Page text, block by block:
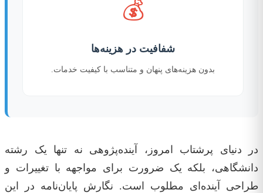
💰
شفافیت در هزینه‌ها
بدون هزینه‌های پنهان و متناسب با کیفیت خدمات.
در دنیای پرشتاب امروز، آینده‌پژوهی نه تنها یک رشته
دانشگاهی، بلکه یک ضرورت برای مواجهه با تغییرات و
طراحی آینده‌ای مطلوب است. نگارش پایان‌نامه در این